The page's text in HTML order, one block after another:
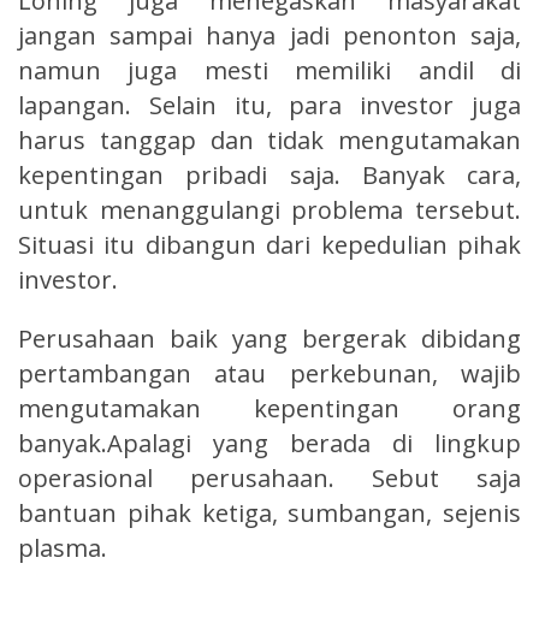
jangan sampai hanya jadi penonton saja,
namun juga mesti memiliki andil di
lapangan. Selain itu, para investor juga
harus tanggap dan tidak mengutamakan
kepentingan pribadi saja. Banyak cara,
untuk menanggulangi problema tersebut.
Situasi itu dibangun dari kepedulian pihak
investor.
Perusahaan baik yang bergerak dibidang
pertambangan atau perkebunan, wajib
mengutamakan kepentingan orang
banyak.Apalagi yang berada di lingkup
operasional perusahaan. Sebut saja
bantuan pihak ketiga, sumbangan, sejenis
plasma.